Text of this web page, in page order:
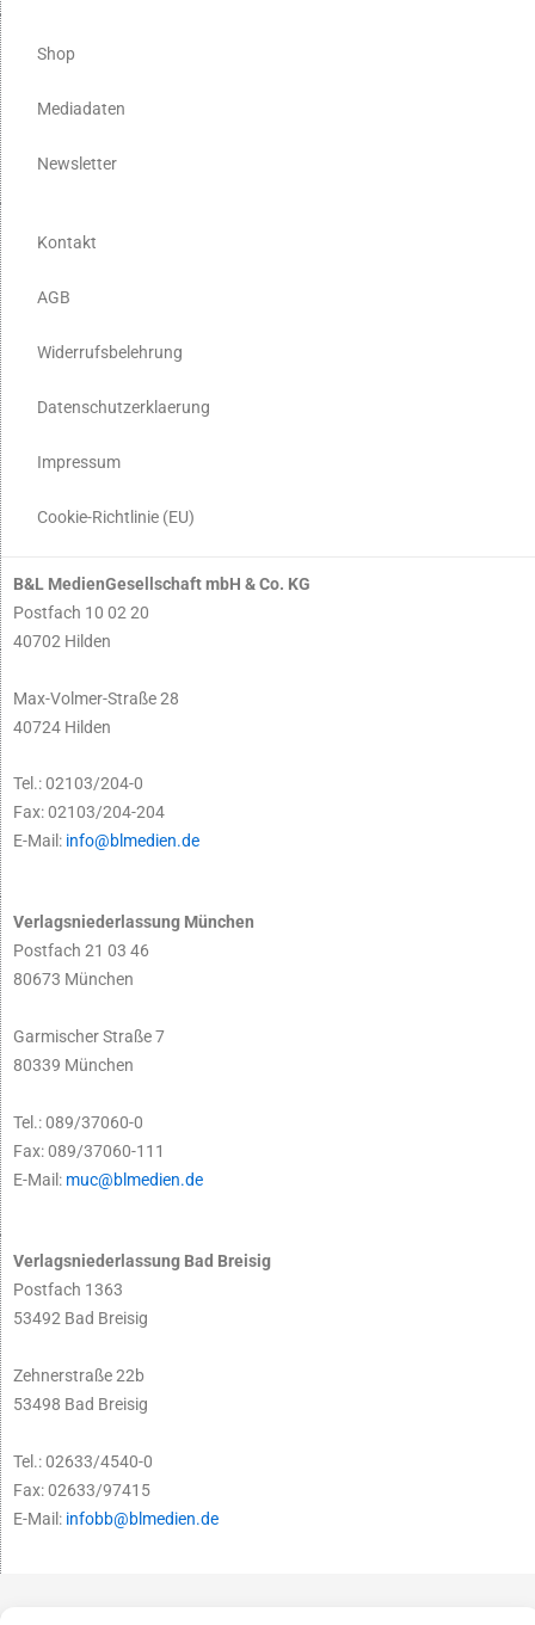
Shop
Mediadaten
Newsletter
Kontakt
AGB
Widerrufsbelehrung
Datenschutzerklaerung
Impressum
Cookie-Richtlinie (EU)
B&L MedienGesellschaft mbH & Co. KG
Postfach 10 02 20
40702 Hilden
Max-Volmer-Straße 28
40724 Hilden
Tel.: 02103/204-0
Fax: 02103/204-204
E-Mail: info@blmedien.de
Verlagsniederlassung München
Postfach 21 03 46
80673 München
Garmischer Straße 7
80339 München
Tel.: 089/37060-0
Fax: 089/37060-111
E-Mail: muc@blmedien.de
Verlagsniederlassung Bad Breisig
Postfach 1363
53492 Bad Breisig
Zehnerstraße 22b
53498 Bad Breisig
Tel.: 02633/4540-0
Fax: 02633/97415
E-Mail: infobb@blmedien.de